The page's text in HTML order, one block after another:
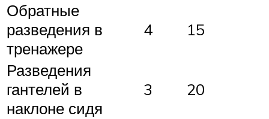
Обратные
разведения в
тренажере
4 15
Разведения
гантелей в
наклоне сидя
3 20